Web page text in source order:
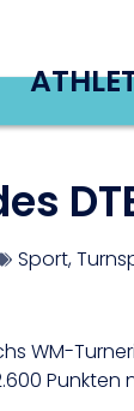
Sport,
WM-
Punkten